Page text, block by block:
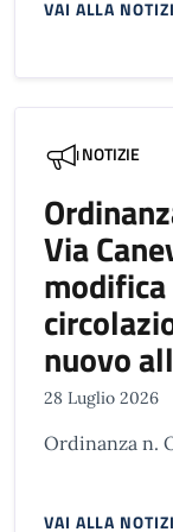
VAI ALLA
NOTIZIE
Via
nuovo
28 Luglio 2026
Ordinanza n.
VAI ALLA